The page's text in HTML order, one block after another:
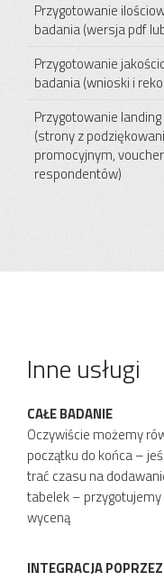
Przygotowanie
badania (wersja pdf
Przygotowanie
badania (wnioski i
Przygotowanie
(strony z
promocyjnym,
respondentów)
Inne usługi
CAŁE BADANIE
Oczywiście możemy
początku do końca –
trać czasu na
tabelek –
wyceną
INTEGRACJA